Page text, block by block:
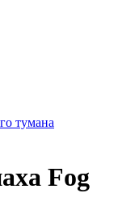
тумана
Fog